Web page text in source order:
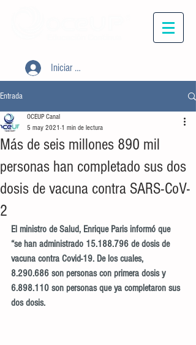
Iniciar sesión
Entrada
Más de seis millones 890 mil
personas han completado sus dos
dosis de vacuna contra SARS-CoV-
2
OCEUP Canal
5 may 2021 1 min de lectura
El ministro de Salud, Enrique Paris informó que
“se han administrado 15.188.796 de dosis de
vacuna contra Covid-19. De los cuales,
8.290.686 son personas con primera dosis y
6.898.110 son personas que ya completaron sus
dos dosis.